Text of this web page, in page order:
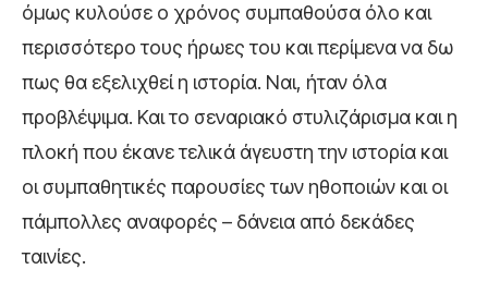
όμως κυλούσε ο χρόνος συμπαθούσα όλο και
περισσότερο τους ήρωες του και περίμενα να δω
πως θα εξελιχθεί η ιστορία. Ναι, ήταν όλα
προβλέψιμα. Και το σεναριακό στυλιζάρισμα και η
πλοκή που έκανε τελικά άγευστη την ιστορία και
οι συμπαθητικές παρουσίες των ηθοποιών και οι
πάμπολλες αναφορές – δάνεια από δεκάδες
ταινίες.